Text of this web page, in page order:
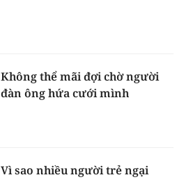
Không thể mãi đợi chờ người
đàn ông hứa cưới mình
Vì sao nhiều người trẻ ngại